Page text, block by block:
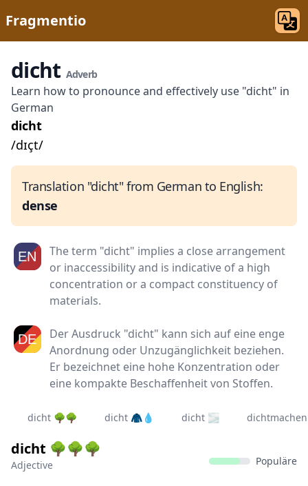
Fragmentio
dicht Adverb
Learn how to pronounce and effectively use "dicht" in
German
dicht
/dɪçt/
Translation "dicht" from German to English:
dense
The term "dicht" implies a close arrangement
or inaccessibility and is indicative of a high
concentration or a compact constituency of
materials.
Der Ausdruck "dicht" kann sich auf eine enge
Anordnung oder Unzugänglichkeit beziehen.
Er bezeichnet eine hohe Konzentration oder
eine kompakte Beschaffenheit von Stoffen.
dicht 🌳🌳 dicht 🧥💧 dicht 🌫️
dicht 🌳🌳🌳
Adjective Populäre